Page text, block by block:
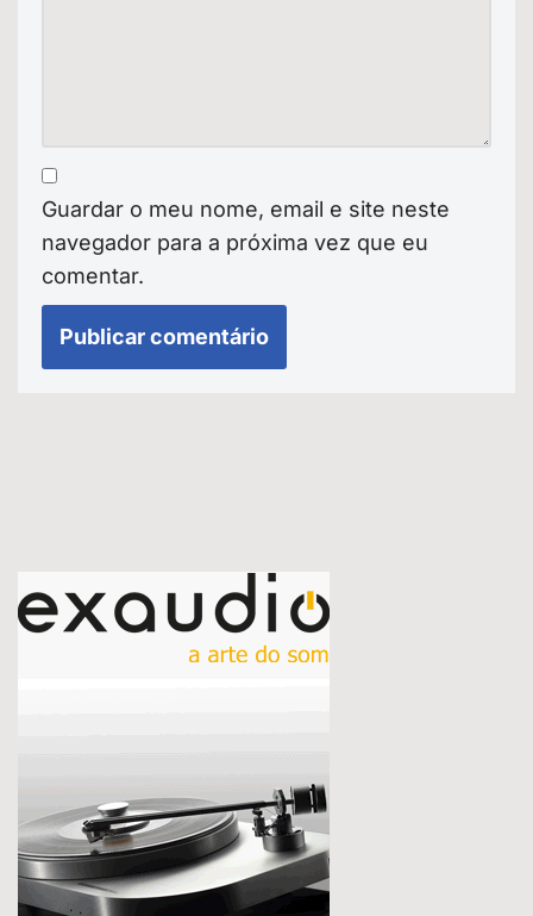
Guardar o meu nome, email e site neste
navegador para a próxima vez que eu
comentar.